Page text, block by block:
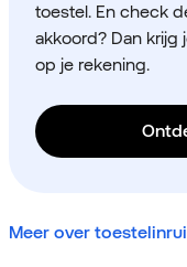
toestel. En check
akkoord? Dan
op je rekening.
Meer over